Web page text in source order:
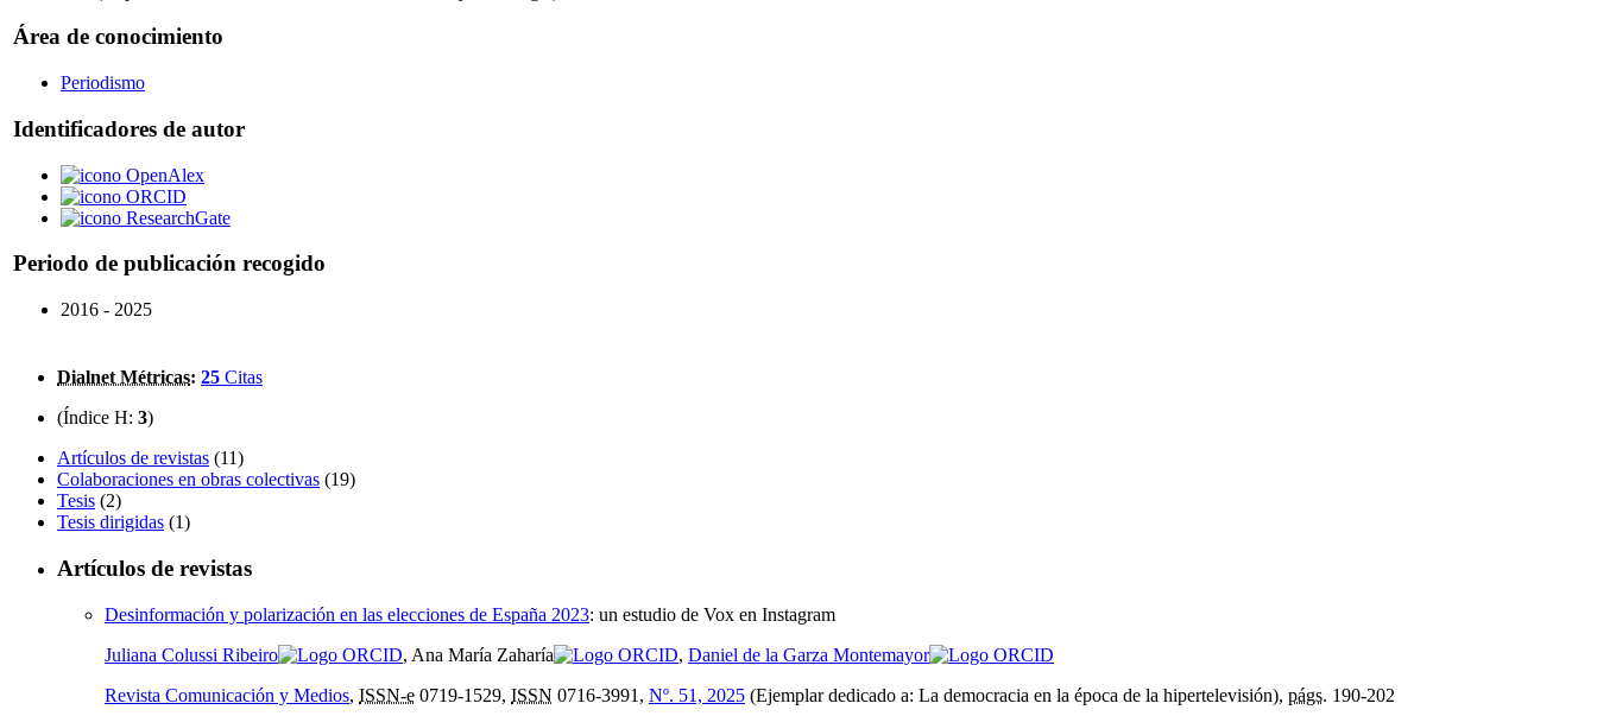
Área de conocimiento
Periodismo
Identificadores de autor
OpenAlex
ORCID
ResearchGate
Periodo de publicación recogido
2016 - 2025
Dialnet Métricas: 25 Citas
(Índice H: 3)
Artículos de revistas (11)
Colaboraciones en obras colectivas (19)
Tesis (2)
Tesis dirigidas (1)
Artículos de revistas
Desinformación y polarización en las elecciones de España 2023: un estudio de Vox en Instagram
Juliana Colussi Ribeiro
, Ana María Zaharía , Daniel de la Garza Montemayor
Revista Comunicación y Medios, ISSN-e 0719-1529, ISSN 0716-3991, Nº. 51, 2025 (Ejemplar dedicado a: La democracia en la época de la hipertelevisión), págs. 190-202